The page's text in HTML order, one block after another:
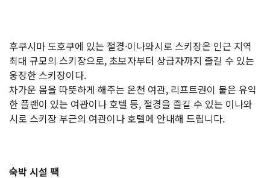
후쿠시마 도호쿠에 있는 절경·이나와시로 스키장은 인근 지역
최대 규모의 스키장으로, 초보자부터 상급자까지 즐길 수 있는
웅장한 스키장이다.
차가운 몸을 따뜻하게 해주는 온천 여관, 리프트권이 붙은 유익
한 플랜이 있는 여관이나 호텔 등, 절경을 즐길 수 있는 이나와
시로 스키장 부근의 여관이나 호텔에 안내해 드립니다.
숙박 시설 팩